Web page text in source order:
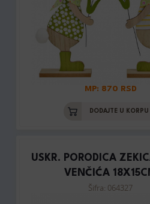
MP: 870 RSD
DODAJTE U KORPU
USKR. PORODICA
VENČIĆA
Šifra: 064327